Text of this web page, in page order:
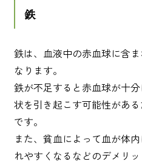
鉄
鉄は、血液中の赤血球に含
なります。
鉄が不足すると赤血球が十
状を引き起こす可能性があ
です。
また、貧血によって血が体
れやすくなるなどのデメリッ